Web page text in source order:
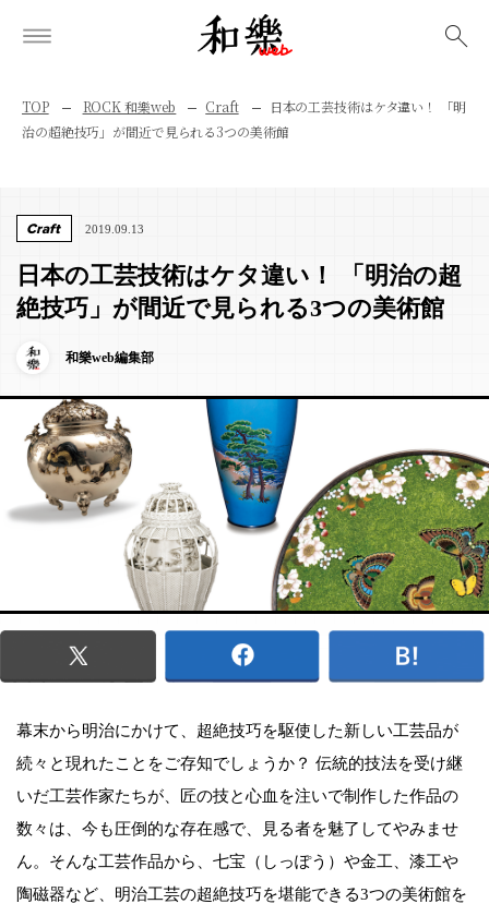
TOP ROCK 和樂web Craft
日本の工芸技術はケタ違い！ 「明
治の超絶技巧」が間近で見られる3つの美術館
Craft 2019.09.13
日本の工芸技術はケタ違い！ 「明治の超
絶技巧」が間近で見られる3つの美術館
和樂web編集部
幕末から明治にかけて、超絶技巧を駆使した新しい工芸品が
続々と現れたことをご存知でしょうか？ 伝統的技法を受け継
いだ工芸作家たちが、匠の技と心血を注いで制作した作品の
数々は、今も圧倒的な存在感で、見る者を魅了してやみませ
ん。そんな工芸作品から、七宝（しっぽう）や金工、漆工や
陶磁器など、明治工芸の超絶技巧を堪能できる3つの美術館を